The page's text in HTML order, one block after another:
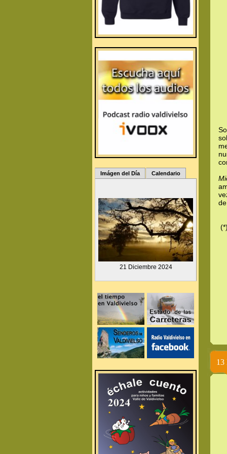
Imágen del Día Calendario
.
21 Diciembre 2024
(*)
13